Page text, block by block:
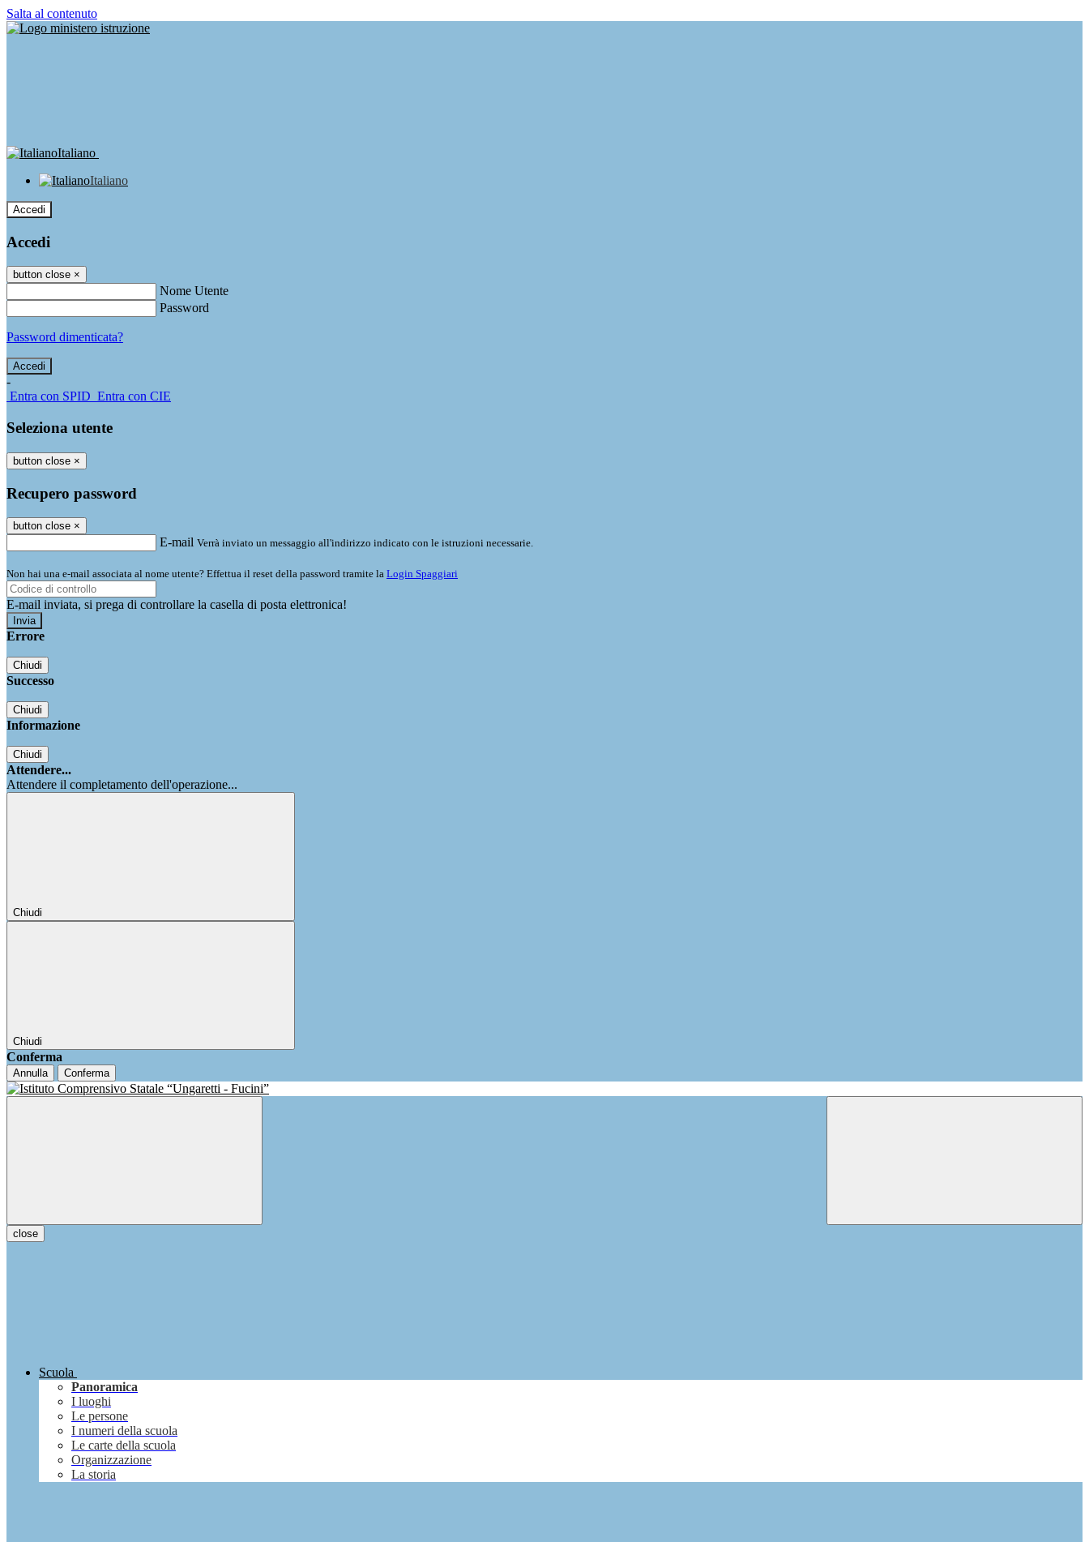
Salta al contenuto
Italiano
Italiano
Accedi
Accedi
button close ×
Nome Utente
Password
Password dimenticata?
-
Entra con SPID Entra con CIE
Seleziona utente
button close ×
Recupero password
button close ×
E-mail Verrà inviato un messaggio all'indirizzo indicato con le istruzioni necessarie.
Non hai una e-mail associata al nome utente? Effettua il reset della password tramite la Login Spaggiari
E-mail inviata, si prega di controllare la casella di posta elettronica!
Errore
Chiudi
Successo
Chiudi
Informazione
Chiudi
Attendere...
Attendere il completamento dell'operazione...
Chiudi
Chiudi
Conferma
Annulla Conferma
close
Scuola
Panoramica
I luoghi
Le persone
I numeri della scuola
Le carte della scuola
Organizzazione
La storia